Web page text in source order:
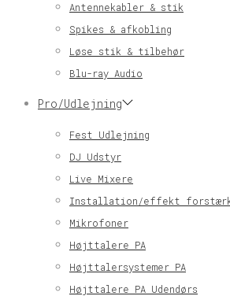
Antennekabler & stik
Spikes & afkobling
Løse stik & tilbehør
Blu-ray Audio
Pro/Udlejning
Fest Udlejning
DJ Udstyr
Live Mixere
Installation/effekt
Mikrofoner
Højttalere PA
Højttalersystemer PA
Højttalere PA Udendørs